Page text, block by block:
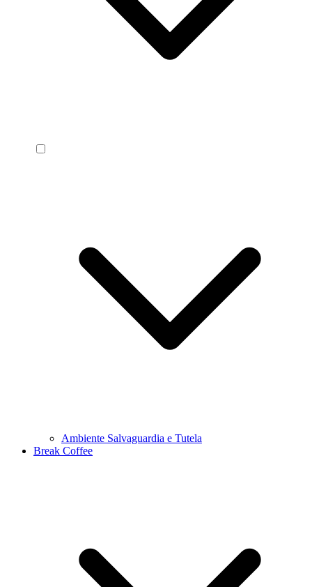
Ambiente Salvaguardia e Tutela
Break Coffee